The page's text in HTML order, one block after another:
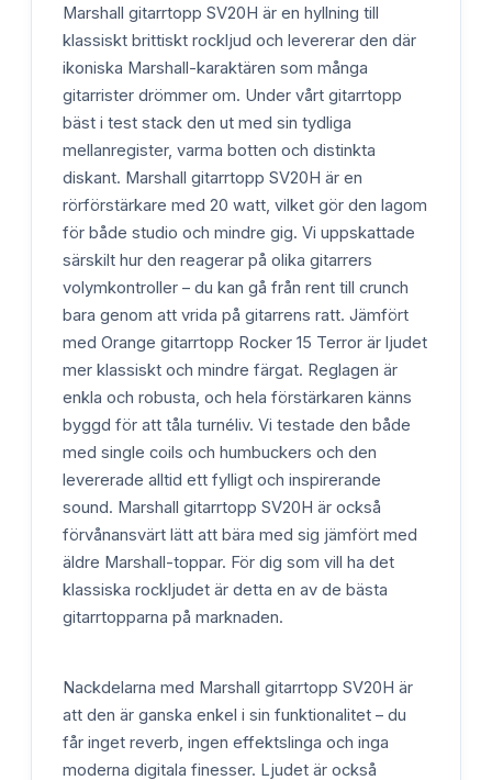
Marshall gitarrtopp SV20H är en hyllning till
klassiskt brittiskt rockljud och levererar den där
ikoniska Marshall-karaktären som många
gitarrister drömmer om. Under vårt gitarrtopp
bäst i test stack den ut med sin tydliga
mellanregister, varma botten och distinkta
diskant. Marshall gitarrtopp SV20H är en
rörförstärkare med 20 watt, vilket gör den lagom
för både studio och mindre gig. Vi uppskattade
särskilt hur den reagerar på olika gitarrers
volymkontroller – du kan gå från rent till crunch
bara genom att vrida på gitarrens ratt. Jämfört
med Orange gitarrtopp Rocker 15 Terror är ljudet
mer klassiskt och mindre färgat. Reglagen är
enkla och robusta, och hela förstärkaren känns
byggd för att tåla turnéliv. Vi testade den både
med single coils och humbuckers och den
levererade alltid ett fylligt och inspirerande
sound. Marshall gitarrtopp SV20H är också
förvånansvärt lätt att bära med sig jämfört med
äldre Marshall-toppar. För dig som vill ha det
klassiska rockljudet är detta en av de bästa
gitarrtopparna på marknaden.
Nackdelarna med Marshall gitarrtopp SV20H är
att den är ganska enkel i sin funktionalitet – du
får inget reverb, ingen effektslinga och inga
moderna digitala finesser. Ljudet är också